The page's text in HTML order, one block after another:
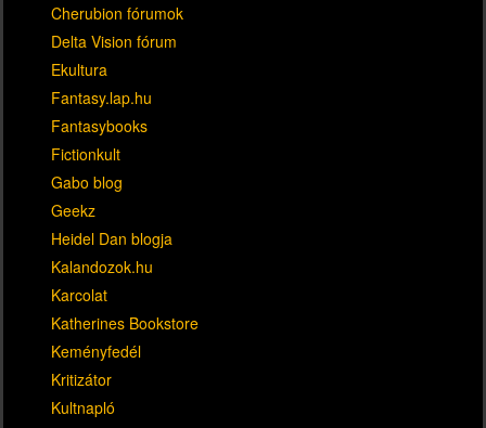
Cherubion fórumok
Delta Vision fórum
Ekultura
Fantasy.lap.hu
Fantasybooks
Fictionkult
Gabo blog
Geekz
Heidel Dan blogja
Kalandozok.hu
Karcolat
Katherines Bookstore
Keményfedél
Kritizátor
Kultnapló